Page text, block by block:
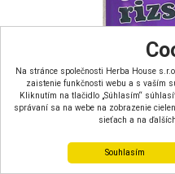
Na stránce společnosti Herba House
zaistenie funkčnosti webu a s vaším
Kliknutím na tlačidlo „Súhlasím“
správaní sa na webe na zobrazenie
sieťach a na
Souhlasím